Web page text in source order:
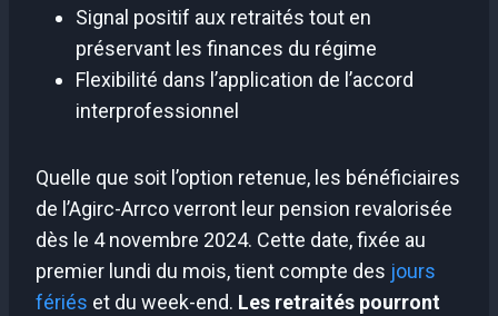
Signal positif aux retraités tout en
préservant les finances du régime
Flexibilité dans l’application de l’accord
interprofessionnel
Quelle que soit l’option retenue, les bénéficiaires
de l’Agirc-Arrco verront leur pension revalorisée
dès le 4 novembre 2024. Cette date, fixée au
premier lundi du mois, tient compte des jours
fériés et du week-end. Les retraités pourront